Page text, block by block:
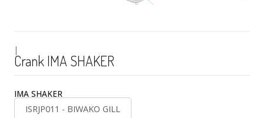
|
Crank IMA SHAKER
IMA SHAKER
ISRJP011 - BIWAKO GILL